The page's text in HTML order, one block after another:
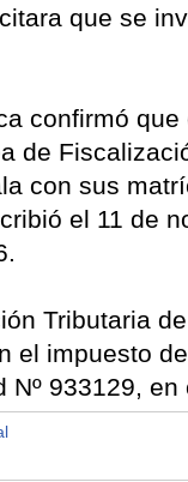
que se
confirmó
de
con sus
el 11 de
Tributaria
el impuesto
933129, en